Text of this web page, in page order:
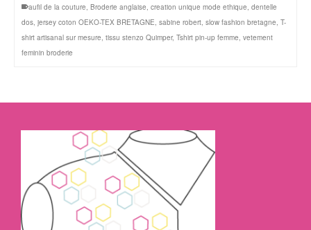
aufil de la couture, Broderie anglaise, creation unique mode ethique, dentelle
dos, jersey coton OEKO-TEX BRETAGNE, sabine robert, slow fashion bretagne, T-
shirt artisanal sur mesure, tissu stenzo Quimper, Tshirt pin-up femme, vetement
feminin broderie